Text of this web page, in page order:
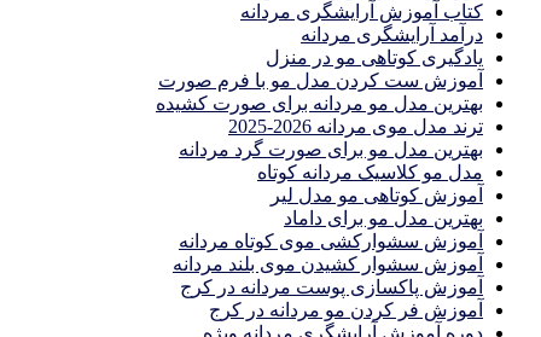
کتاب آموزش آرایشگری مردانه
درآمد آرایشگری مردانه
یادگیری كوتاهى مو در منزل
آموزش ست كردن مدل مو با فرم صورت
بهترین مدل مو مردانه برای صورت کشیده
ترند مدل موی مردانه 2026-2025
بهترين مدل مو براى صورت گرد مردانه
مدل مو کلاسیک مردانه کوتاه
آموزش کوتاهی مو مدل لیر
بهترین مدل مو برای داماد
آموزش سشوارکشی موی کوتاه مردانه
آموزش سشوار کشیدن موی بلند مردانه
آموزش پاکسازی پوست مردانه در کرج
آموزش فر کردن مو مردانه در کرج
دوره آموزش آرایشگری مردانه ویژه